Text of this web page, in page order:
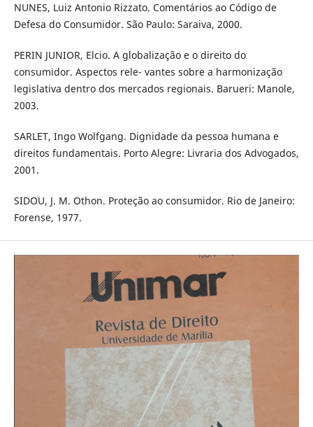
NUNES, Luiz Antonio Rizzato. Comentários ao Código de
Defesa do Consumidor. São Paulo: Saraiva, 2000.
PERIN JUNIOR, Elcio. A globalização e o direito do
consumidor. Aspectos rele- vantes sobre a harmonização
legislativa dentro dos mercados regionais. Barueri: Manole,
2003.
SARLET, Ingo Wolfgang. Dignidade da pessoa humana e
direitos fundamentais. Porto Alegre: Livraria dos Advogados,
2001.
SIDOU, J. M. Othon. Proteção ao consumidor. Rio de Janeiro:
Forense, 1977.